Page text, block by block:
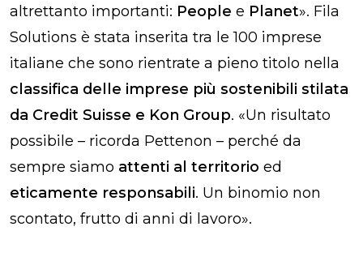
altrettanto importanti: People e Planet». Fila
Solutions è stata inserita tra le 100 imprese
italiane che sono rientrate a pieno titolo nella
classifica delle imprese più sostenibili stilata
da Credit Suisse e Kon Group. «Un risultato
possibile – ricorda Pettenon – perché da
sempre siamo attenti al territorio ed
eticamente responsabili. Un binomio non
scontato, frutto di anni di lavoro».